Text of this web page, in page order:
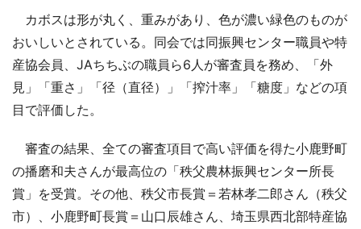
カボスは形が丸く、重みがあり、色が濃い緑色のものが
おいしいとされている。同会では同振興センター職員や特
産協会員、JAちちぶの職員ら6人が審査員を務め、「外
見」「重さ」「径（直径）」「搾汁率」「糖度」などの項
目で評価した。
審査の結果、全ての審査項目で高い評価を得た小鹿野町
の播磨和夫さんが最高位の「秩父農林振興センター所長
賞」を受賞。その他、秩父市長賞＝若林孝二郎さん（秩父
市）、小鹿野町長賞＝山口辰雄さん、埼玉県西北部特産協